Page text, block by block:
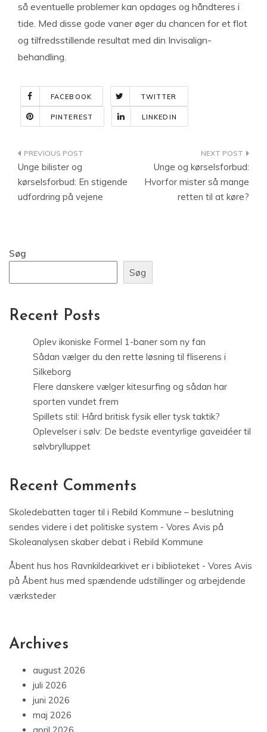
så eventuelle problemer kan opdages og håndteres i
tide. Med disse gode vaner øger du chancen for et flot
og tilfredsstillende resultat med din Invisalign-
behandling.
FACEBOOK TWITTER
PINTEREST LINKEDIN
Indlægsnavigation
Unge bilister og
kørselsforbud: En stigende
udfordring på vejene
Unge og kørselsforbud:
Hvorfor mister så mange
retten til at køre?
Søg
Søg
Recent Posts
Oplev ikoniske Formel 1-baner som ny fan
Sådan vælger du den rette løsning til fliserens i
Silkeborg
Flere danskere vælger kitesurfing og sådan har
sporten vundet frem
Spillets stil: Hård britisk fysik eller tysk taktik?
Oplevelser i sølv: De bedste eventyrlige gaveidéer til
sølvbrylluppet
Recent Comments
Skoledebatten tager til i Rebild Kommune – beslutning
sendes videre i det politiske system - Vores Avis på
Skoleanalysen skaber debat i Rebild Kommune
Åbent hus hos Ravnkildearkivet er i biblioteket - Vores Avis
på Åbent hus med spændende udstillinger og arbejdende
værksteder
Archives
august 2026
juli 2026
juni 2026
maj 2026